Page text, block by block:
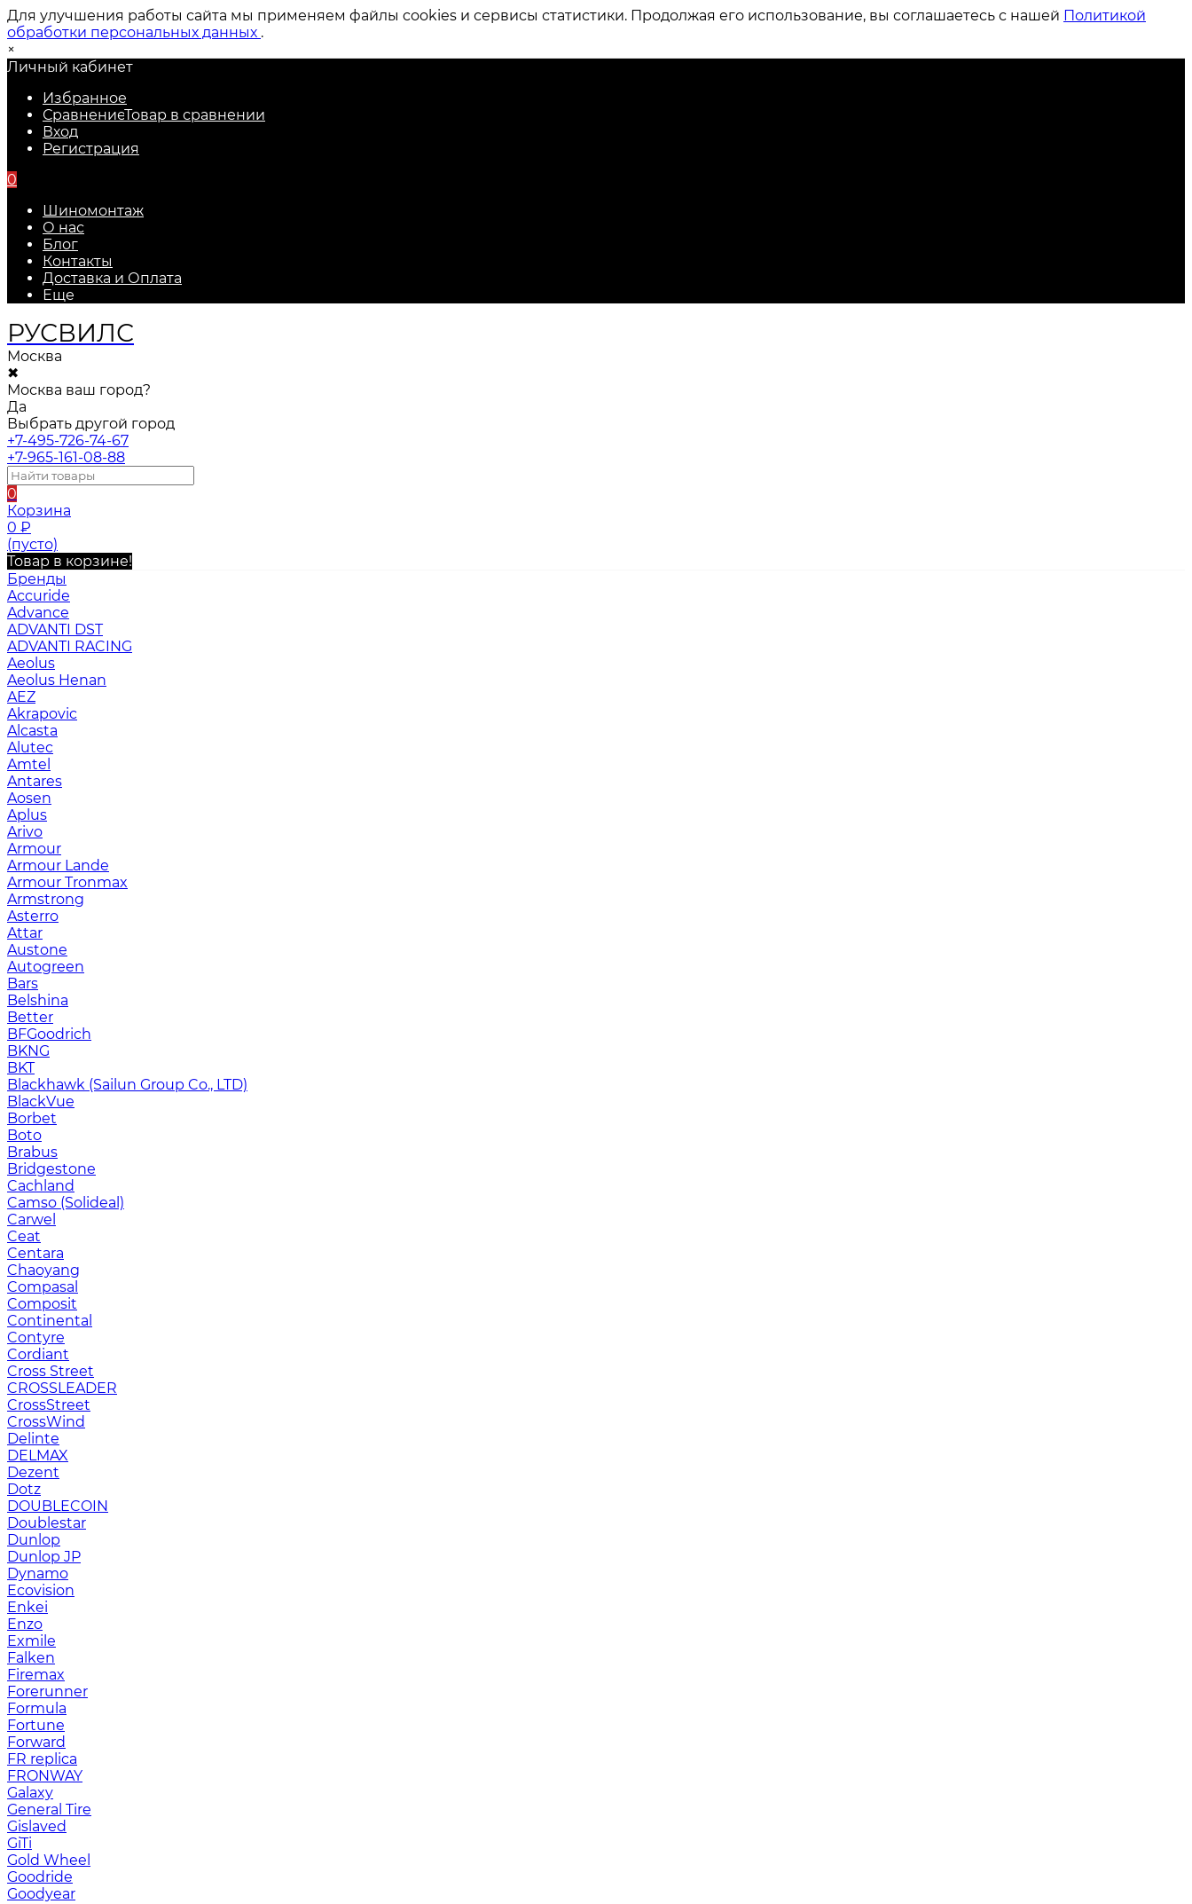
Для улучшения работы сайта мы применяем файлы cookies и сервисы статистики. Продолжая его использование, вы соглашаетесь с нашей Политикой
обработки персональных данных .
×
Личный кабинет
Избранное
СравнениеТовар в сравнении
Вход
Регистрация
0
Шиномонтаж
О нас
Блог
Контакты
Доставка и Оплата
Еще
РУСВИЛС
Москва
✖
Москва ваш город?
Да
Выбрать другой город
+7-495-726-74-67
+7-965-161-08-88
0
Корзина
0 ₽
(пусто)
Товар в корзине!
Бренды
Accuride
Advance
ADVANTI DST
ADVANTI RACING
Aeolus
Aeolus Henan
AEZ
Akrapovic
Alcasta
Alutec
Amtel
Antares
Aosen
Aplus
Arivo
Armour
Armour Lande
Armour Tronmax
Armstrong
Asterro
Attar
Austone
Autogreen
Bars
Belshina
Better
BFGoodrich
BKNG
BKT
Blackhawk (Sailun Group Co., LTD)
BlackVue
Borbet
Boto
Brabus
Bridgestone
Cachland
Camso (Solideal)
Carwel
Ceat
Centara
Chaoyang
Compasal
Composit
Continental
Contyre
Cordiant
Cross Street
CROSSLEADER
CrossStreet
CrossWind
Delinte
DELMAX
Dezent
Dotz
DOUBLECOIN
Doublestar
Dunlop
Dunlop JP
Dynamo
Ecovision
Enkei
Enzo
Exmile
Falken
Firemax
Forerunner
Formula
Fortune
Forward
FR replica
FRONWAY
Galaxy
General Tire
Gislaved
GiTi
Gold Wheel
Goodride
Goodyear